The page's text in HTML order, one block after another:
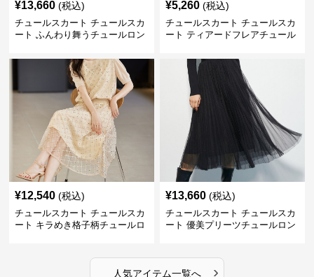
¥13,660 (税込)
チュールスカート チュールスカ
ート ふんわり舞うチュールロン
¥5,260 (税込)
チュールスカート チュールスカ
ート ティアードフレアチュール
¥12,540 (税込)
チュールスカート チュールスカ
ート キラめき格子柄チュールロ
¥13,660 (税込)
チュールスカート チュールスカ
ート 優美プリーツチュールロン
人気アイテム一覧へ ›